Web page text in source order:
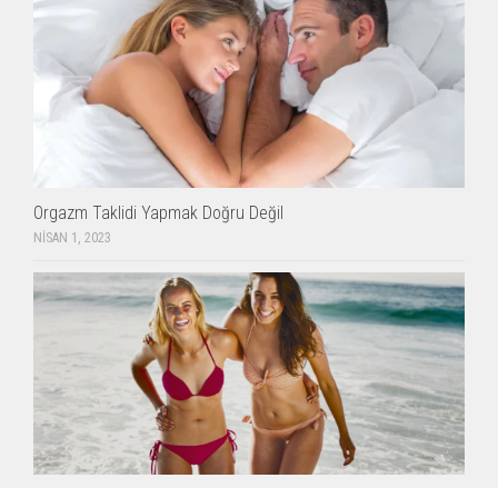
Orgazm Taklidi Yapmak Doğru Değil
NISAN 1, 2023